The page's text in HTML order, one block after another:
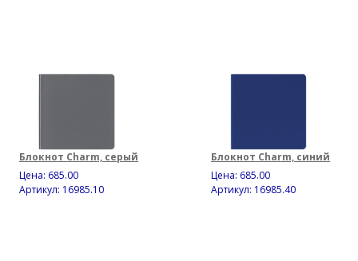
Блокнот Charm, серый
Цена: 685.00
Артикул: 16985.10
Блокнот Charm, синий
Цена: 685.00
Артикул: 16985.40